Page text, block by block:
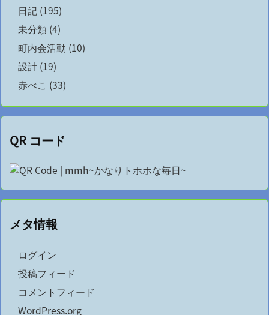
日記 (195)
未分類 (4)
町内会活動 (10)
設計 (19)
赤べこ (33)
QR コード
メタ情報
ログイン
投稿フィード
コメントフィード
WordPress.org